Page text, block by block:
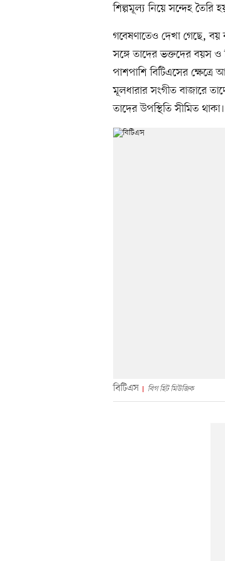
শিল্পমূল্য নিয়ে সন্দেহ তৈরি
গবেষণাতেও দেখা গেছে, বয়
সঙ্গে তাদের ভক্তদের বয়স ও
পাশপাশি বিটিএসের
মূলধারার সংগীত বাজারে
তাদের উপস্থিতি সীমিত থাকা।
বিটিএস বিগ হিট মিউজিক